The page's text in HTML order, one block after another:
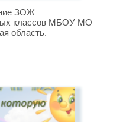
ЗОЖ
классов МБОУ МО
область.